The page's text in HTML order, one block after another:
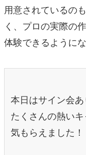
用意されているの
く、プロの実際の
体験できるようにな
本日はサイン会
たくさんの熱い
気もらえました！